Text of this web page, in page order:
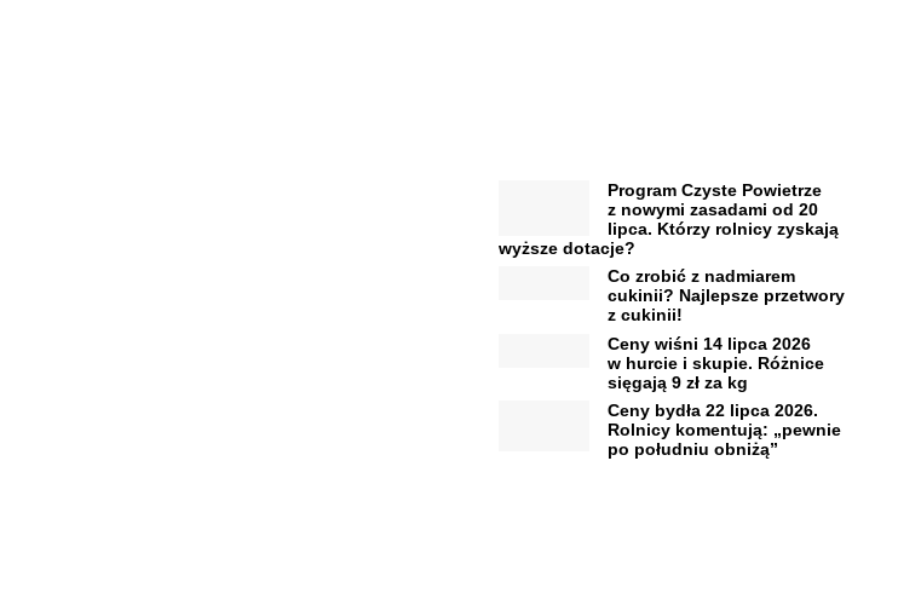
Program Czyste Powietrze
z nowymi zasadami od 20
lipca. Którzy rolnicy zyskają
wyższe dotacje?
Co zrobić z nadmiarem
cukinii? Najlepsze przetwory
z cukinii!
Ceny wiśni 14 lipca 2026
w hurcie i skupie. Różnice
sięgają 9 zł za kg
Ceny bydła 22 lipca 2026.
Rolnicy komentują: „pewnie
po południu obniżą”